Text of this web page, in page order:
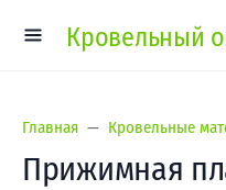
Кровельный
Главная Кровельные
Прижимная